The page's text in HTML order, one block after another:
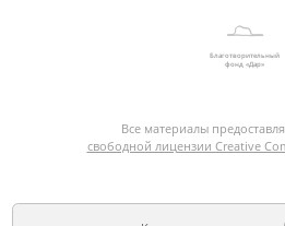
Благотворительный
фонд «Дар»
Все материалы
свободной лицензии Creative